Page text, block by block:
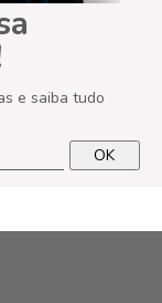
e saiba tudo
OK